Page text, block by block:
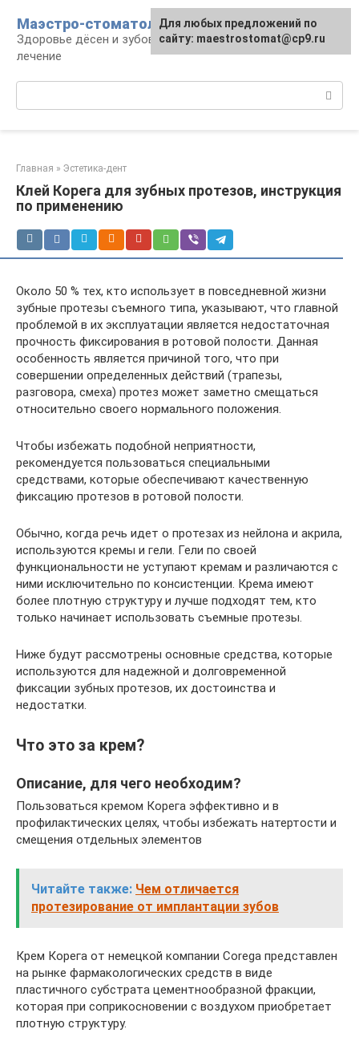
контенту
Маэстро-стоматолог
Здоровье дёсен и зубов, диагностика и
лечение
Главная » Эстетика-дент
Клей Корега для зубных протезов, инструкция
по применению
Около 50 % тех, кто использует в повседневной жизни
зубные протезы съемного типа, указывают, что главной
проблемой в их эксплуатации является недостаточная
прочность фиксирования в ротовой полости. Данная
особенность является причиной того, что при
совершении определенных действий (трапезы,
разговора, смеха) протез может заметно смещаться
относительно своего нормального положения.
Чтобы избежать подобной неприятности,
рекомендуется пользоваться специальными
средствами, которые обеспечивают качественную
фиксацию протезов в ротовой полости.
Обычно, когда речь идет о протезах из нейлона и акрила,
используются кремы и гели. Гели по своей
функциональности не уступают кремам и различаются с
ними исключительно по консистенции. Крема имеют
более плотную структуру и лучше подходят тем, кто
только начинает использовать съемные протезы.
Ниже будут рассмотрены основные средства, которые
используются для надежной и долговременной
фиксации зубных протезов, их достоинства и
недостатки.
Что это за крем?
Описание, для чего необходим?
Пользоваться кремом Корега эффективно и в
профилактических целях, чтобы избежать натертости и
смещения отдельных элементов
Читайте также: Чем отличается
протезирование от имплантации зубов
Крем Корега от немецкой компании Corega представлен
на рынке фармакологических средств в виде
пластичного субстрата цементнообразной фракции,
которая при соприкосновении с воздухом приобретает
плотную структуру.
Для любых предложений по
сайту: maestrostomat@cp9.ru